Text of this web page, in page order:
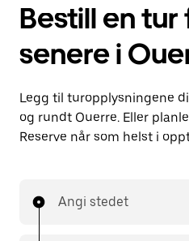
Bestill en tur
senere i
Legg til turopplysningene
og rundt Ouerre. Eller
Reserve når som helst i
Angi stedet